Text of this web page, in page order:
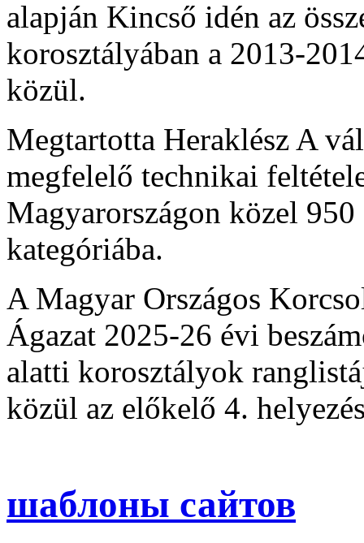
alapján Kincső idén az
korosztályában a 2013-
közül.
Megtartotta Heraklész A
megfelelő technikai
Magyarországon közel
kategóriába.
A Magyar Országos
Ágazat 2025-26 évi
alatti korosztályok
közül az előkelő 4.
шаблоны сайтов